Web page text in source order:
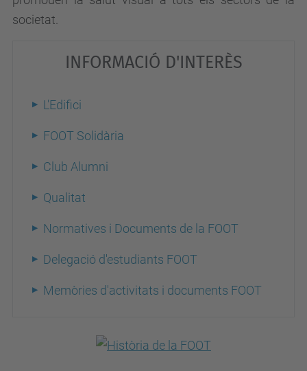
societat.
INFORMACIÓ D'INTERÈS
L'Edifici
FOOT Solidària
Club Alumni
Qualitat
Normatives i Documents de la FOOT
Delegació d'estudiants FOOT
Memòries d'activitats i documents FOOT